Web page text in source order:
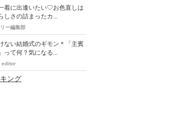
着に出逢いたい♡お色直しは
しさの詰まったカ...
ー編集部
ない結婚式のギモン＊「主賓
って何？気になる...
editor
ング